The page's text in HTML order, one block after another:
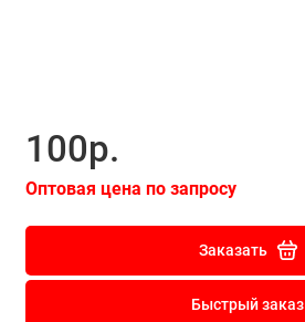
100р.
Оптовая цена по запросу
Заказать
Быстрый заказ